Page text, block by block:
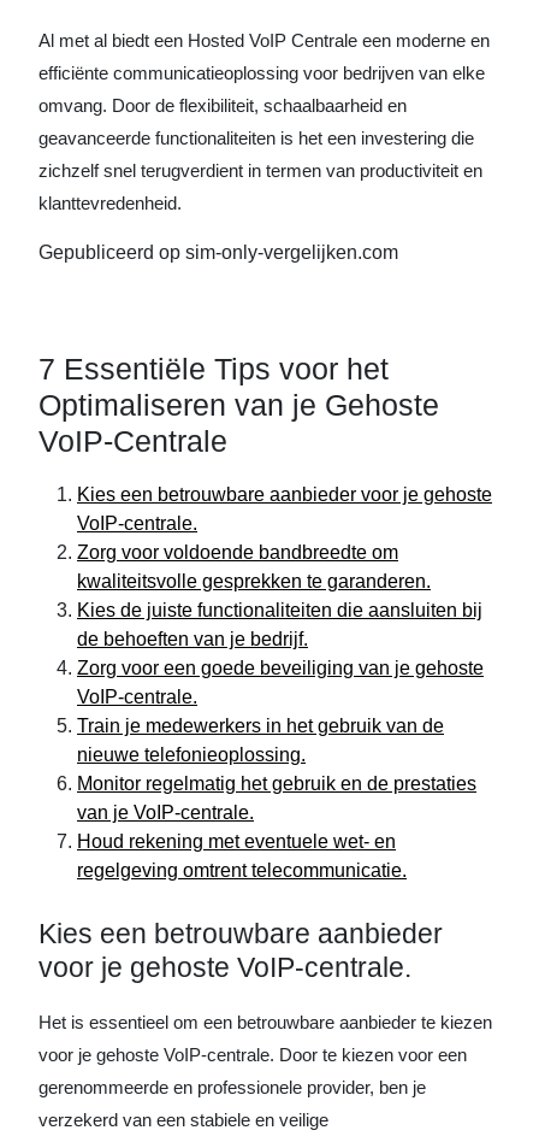
Al met al biedt een Hosted VoIP Centrale een moderne en
efficiënte communicatieoplossing voor bedrijven van elke
omvang. Door de flexibiliteit, schaalbaarheid en
geavanceerde functionaliteiten is het een investering die
zichzelf snel terugverdient in termen van productiviteit en
klanttevredenheid.
Gepubliceerd op sim-only-vergelijken.com
7 Essentiële Tips voor het
Optimaliseren van je Gehoste
VoIP-Centrale
Kies een betrouwbare aanbieder voor je gehoste
VoIP-centrale.
Zorg voor voldoende bandbreedte om
kwaliteitsvolle gesprekken te garanderen.
Kies de juiste functionaliteiten die aansluiten bij
de behoeften van je bedrijf.
Zorg voor een goede beveiliging van je gehoste
VoIP-centrale.
Train je medewerkers in het gebruik van de
nieuwe telefonieoplossing.
Monitor regelmatig het gebruik en de prestaties
van je VoIP-centrale.
Houd rekening met eventuele wet- en
regelgeving omtrent telecommunicatie.
Kies een betrouwbare aanbieder
voor je gehoste VoIP-centrale.
Het is essentieel om een betrouwbare aanbieder te kiezen
voor je gehoste VoIP-centrale. Door te kiezen voor een
gerenommeerde en professionele provider, ben je
verzekerd van een stabiele en veilige